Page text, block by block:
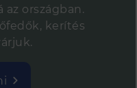
az országban.
kerítés